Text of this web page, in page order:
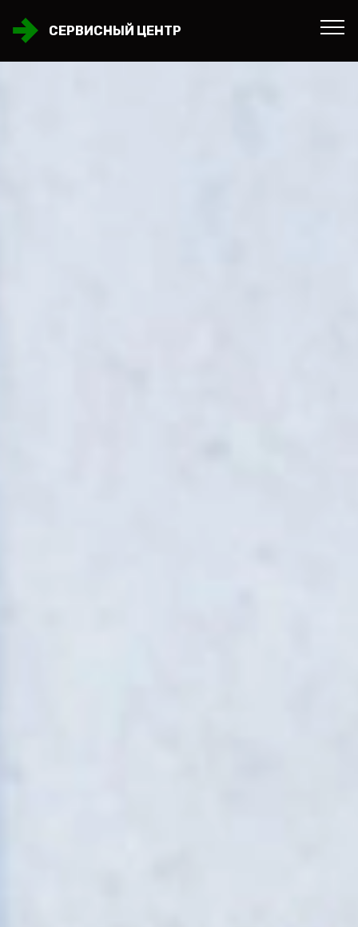
СЕРВИСНЫЙ ЦЕНТР